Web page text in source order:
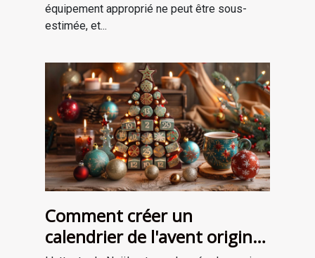
de jeu
équipement approprié ne peut être sous-
estimée, et...
Comment créer un
calendrier de l'avent original